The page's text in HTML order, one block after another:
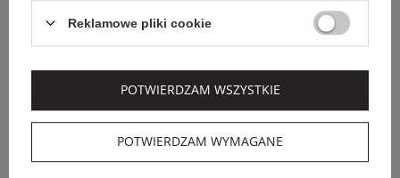
903,83 PLN -33%
Najniższa cena z 30 dni przed
Dodatkowo -20% na kod
OUTLET20
Cena regularna
886,82 PLN -42%
Najniższa cena z 30 dni przed
Reklamowe pliki cookie
POTWIERDZAM WYMAGANE
POTWIERDZAM WSZYSTKIE